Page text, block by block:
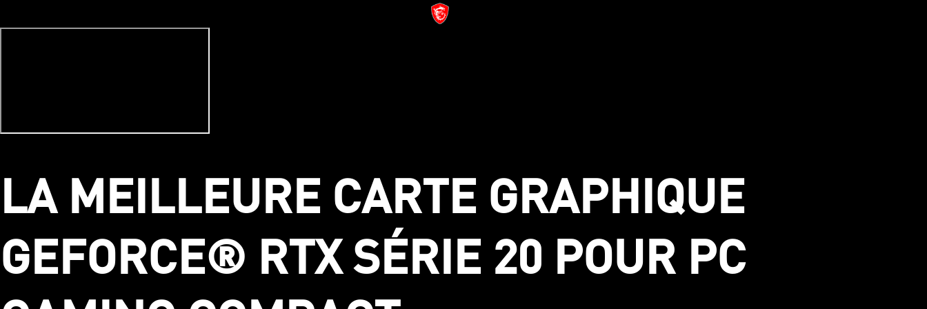
LA MEILLEURE CARTE GRAPHIQUE
GEFORCE® RTX SÉRIE 20 POUR PC